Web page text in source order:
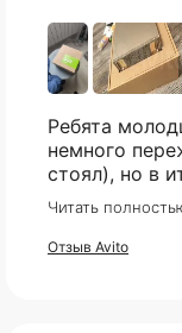
Ребята молодцы Привезли Nvidia в
немного
стоял), но в итоге
спасибо что
мгновенно,
высоком
Читать
Отзыв Avito